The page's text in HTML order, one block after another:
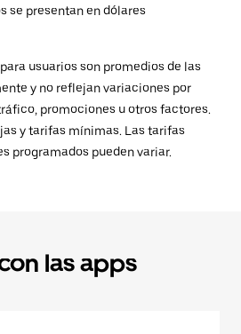
se presentan en dólares
usuarios son promedios de las
y no reflejan variaciones por
promociones u otros factores.
y tarifas mínimas. Las tarifas
programados pueden variar.
las apps